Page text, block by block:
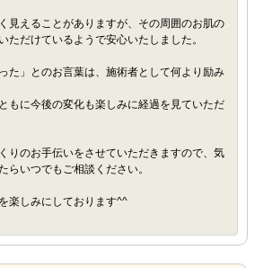
見えることがありますが、その周囲のお肌の
ただけているようで安心いたしました。
た」とのお言葉は、施術者として何より励み
もに今後の変化も楽しみに経過を見ていただ
りのお手伝いをさせていただきますので、気
らいつでもご相談ください。
楽しみにしております^^